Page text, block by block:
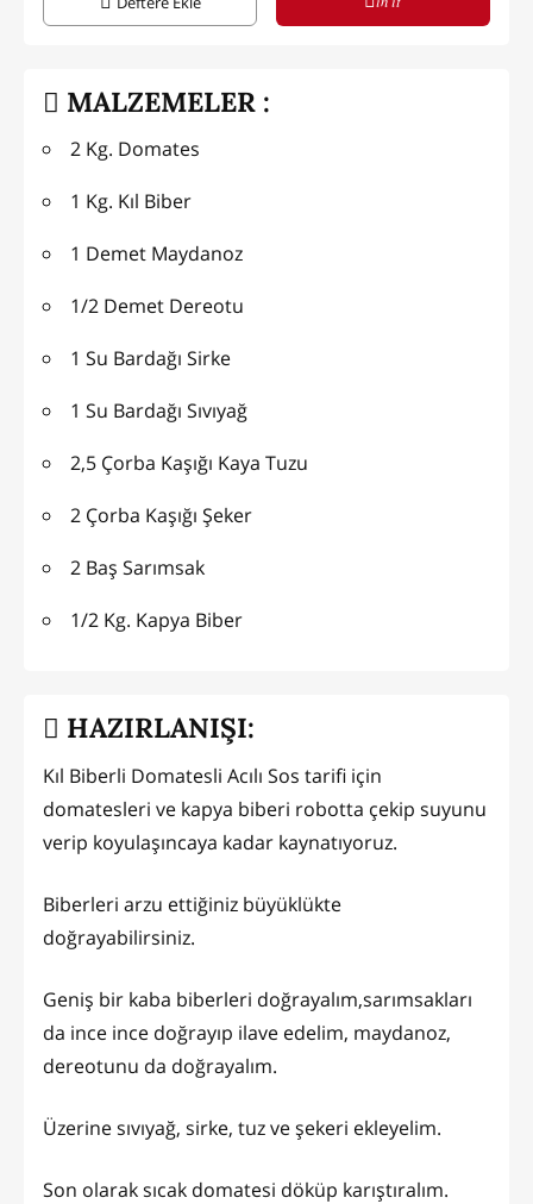
MALZEMELER :
2 Kg. Domates
1 Kg. Kıl Biber
1 Demet Maydanoz
1/2 Demet Dereotu
1 Su Bardağı Sirke
1 Su Bardağı Sıvıyağ
2,5 Çorba Kaşığı Kaya Tuzu
2 Çorba Kaşığı Şeker
2 Baş Sarımsak
1/2 Kg. Kapya Biber
HAZIRLANIŞI:
Kıl Biberli Domatesli Acılı Sos tarifi için
domatesleri ve kapya biberi robotta çekip suyunu
verip koyulaşıncaya kadar kaynatıyoruz.
Biberleri arzu ettiğiniz büyüklükte
doğrayabilirsiniz.
Geniş bir kaba biberleri doğrayalım,sarımsakları
da ince ince doğrayıp ilave edelim, maydanoz,
dereotunu da doğrayalım.
Üzerine sıvıyağ, sirke, tuz ve şekeri ekleyelim.
Son olarak sıcak domatesi döküp karıştıralım.